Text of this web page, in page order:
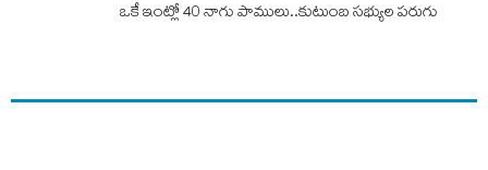
ఒకే ఇంట్లో 40 నాగు పాములు..కుటుంబ సభ్యుల పరుగు